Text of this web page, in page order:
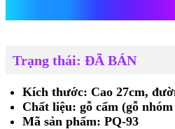
Trạng thái: ĐÃ BÁN
Kích thước: Cao 27cm,
Chất liệu: gỗ cẩm (gỗ
Mã sản phẩm: PQ-93